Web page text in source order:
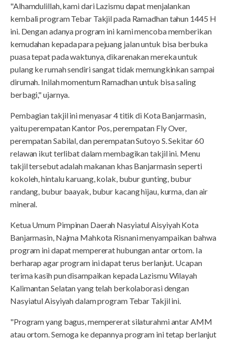
"Alhamdulillah, kami dari Lazismu dapat menjalankan
kembali program Tebar Takjil pada Ramadhan tahun 1445 H
ini. Dengan adanya program ini kami mencoba memberikan
kemudahan kepada para pejuang jalan untuk bisa berbuka
puasa tepat pada waktunya, dikarenakan mereka untuk
pulang ke rumah sendiri sangat tidak memungkinkan sampai
dirumah. Inilah momentum Ramadhan untuk bisa saling
berbagi," ujarnya.
Pembagian takjil ini menyasar 4 titik di Kota Banjarmasin,
yaitu perempatan Kantor Pos, perempatan Fly Over,
perempatan Sabilal, dan perempatan Sutoyo S. Sekitar 60
relawan ikut terlibat dalam membagikan takjil ini. Menu
takjil tersebut adalah makanan khas Banjarmasin seperti
kokoleh, hintalu karuang, kolak, bubur gunting, bubur
randang, bubur baayak, bubur kacang hijau, kurma, dan air
mineral.
Ketua Umum Pimpinan Daerah Nasyiatul Aisyiyah Kota
Banjarmasin, Najma Mahkota Risnani menyampaikan bahwa
program ini dapat mempererat hubungan antar ortom. Ia
berharap agar program ini dapat terus berlanjut. Ucapan
terima kasih pun disampaikan kepada Lazismu Wilayah
Kalimantan Selatan yang telah berkolaborasi dengan
Nasyiatul Aisyiyah dalam program Tebar Takjil ini.
"Program yang bagus, mempererat silaturahmi antar AMM
atau ortom. Semoga ke depannya program ini tetap berlanjut